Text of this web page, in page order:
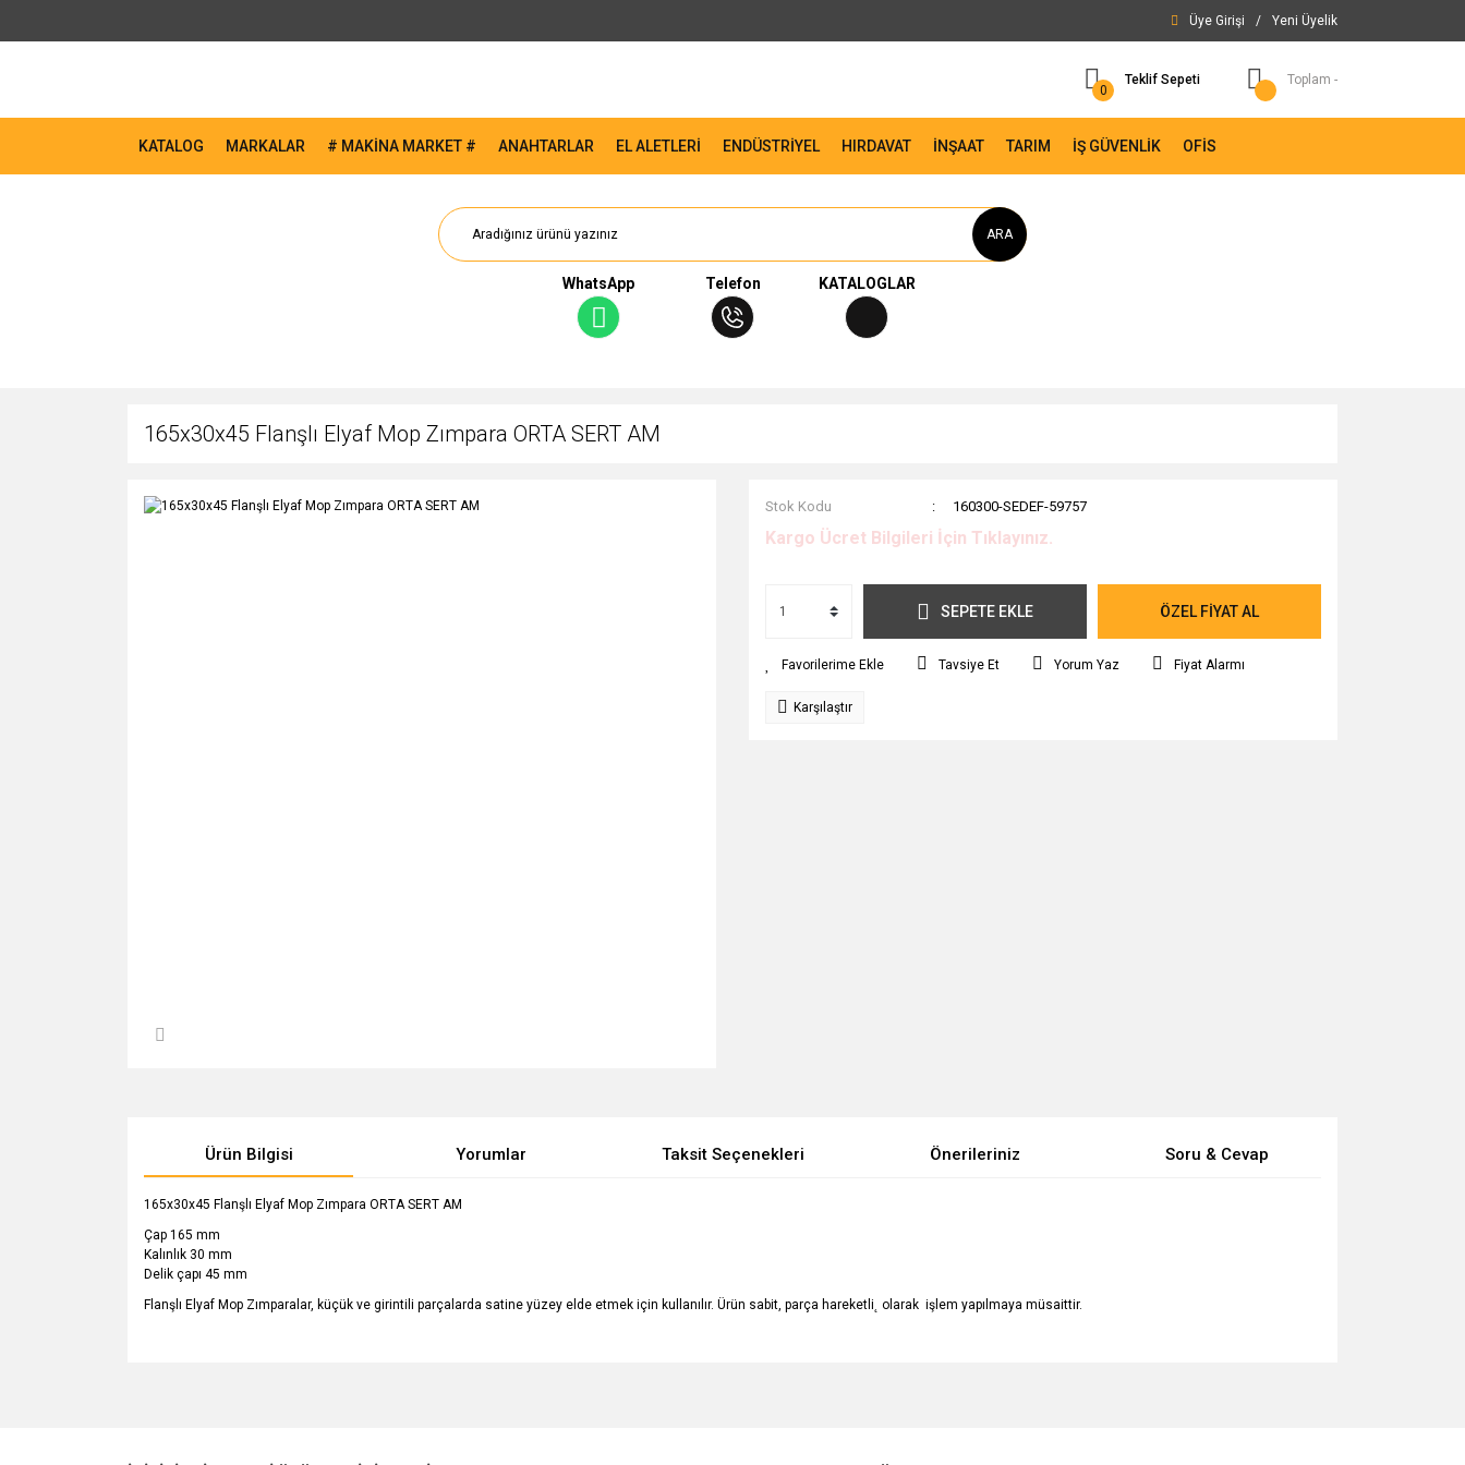
Üye Girişi / Yeni Üyelik
0
Teklif Sepeti Toplam -
KATALOG MARKALAR # MAKİNA MARKET # ANAHTARLAR EL ALETLERİ ENDÜSTRİYEL HIRDAVAT İNŞAAT TARIM İŞ GÜVENLİK OFİS
ARA
WhatsApp Telefon KATALOGLAR
165x30x45 Flanşlı Elyaf Mop Zımpara ORTA SERT AM
Stok Kodu 160300-SEDEF-59757
Kargo Ücret Bilgileri İçin Tıklayınız.
SEPETE EKLE ÖZEL FİYAT AL
Tavsiye Et Yorum Yaz Fiyat Alarmı
Karşılaştır
Ürün Bilgisi Yorumlar Taksit Seçenekleri Önerileriniz Soru & Cevap
165x30x45 Flanşlı Elyaf Mop Zımpara ORTA SERT AM
Çap 165 mm
Kalınlık 30 mm
Delik çapı 45 mm
Flanşlı Elyaf Mop Zımparalar, küçük ve girintili parçalarda satine yüzey elde etmek için kullanılır. Ürün sabit, parça hareketli˛ olarak işlem yapılmaya müsaittir.